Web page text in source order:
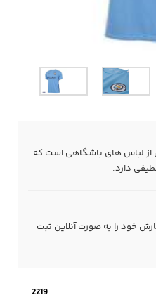
لباس های باشگاهی است که
دارد.
خود را به صورت آنلاین ثبت
2219